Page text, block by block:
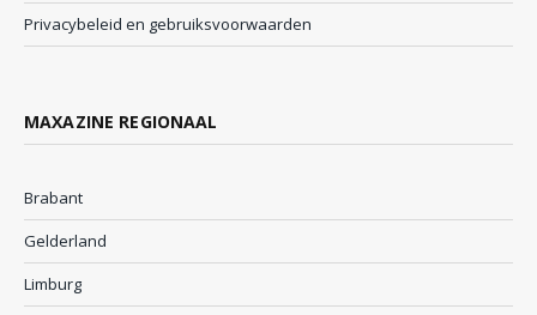
Privacybeleid en gebruiksvoorwaarden
MAXAZINE REGIONAAL
Brabant
Gelderland
Limburg